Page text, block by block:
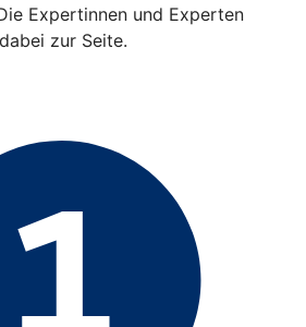
Expertinnen und Experten
zur Seite.